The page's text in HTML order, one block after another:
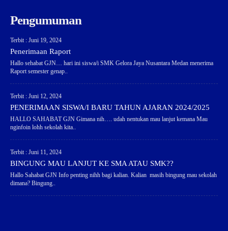
Pengumuman
Terbit : Juni 19, 2024
Penerimaan Raport
Hallo sehabat GJN… hari ini siswa/i SMK Gelora Jaya Nusantara Medan menerima
Raport semester genap..
Terbit : Juni 12, 2024
PENERIMAAN SISWA/I BARU TAHUN AJARAN 2024/2025
HALLO SAHABAT GJN Gimana nih…. udah nentukan mau lanjut kemana Mau
nginfoin lohh sekolah kita..
Terbit : Juni 11, 2024
BINGUNG MAU LANJUT KE SMA ATAU SMK??
Hallo Sahabat GJN Info penting nihh bagi kalian. Kalian masih bingung mau sekolah
dimana? Bingung..